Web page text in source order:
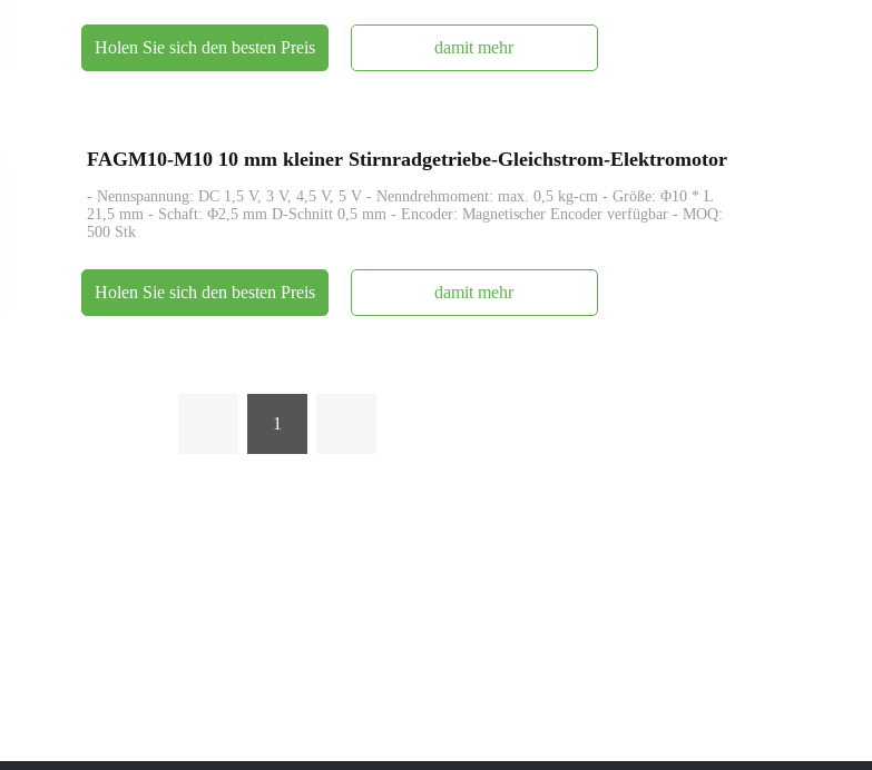
Holen Sie sich den besten Preis damit mehr
FAGM10-M10 10 mm kleiner Stirnradgetriebe-Gleichstrom-Elektromotor
- Nennspannung: DC 1,5 V, 3 V, 4,5 V, 5 V - Nenndrehmoment: max. 0,5 kg-cm - Größe: Φ10 * L
21,5 mm - Schaft: Φ2,5 mm D-Schnitt 0,5 mm - Encoder: Magnetischer Encoder verfügbar - MOQ:
500 Stk
Holen Sie sich den besten Preis damit mehr
1